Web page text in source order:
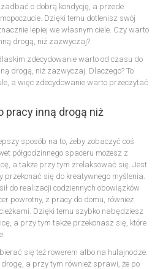
zadbać o dobrą kondycję, a przede
Dzięki temu dotlenisz swój
lepiej we własnym ciele. Czy warto
drogą, niż zazwyczaj?
zdecydowanie warto od czasu do
drogą, niż zazwyczaj. Dlaczego? To
a więc zdecydowanie warto przeczytać
pracy inną drogą niż
sposób na to, żeby zobaczyć coś
półgodzinnego spaceru możesz z
a także przy tym zrelaksować się. Jest
przekonać się do kreatywnego myślenia.
do realizacji codziennych obowiązków
powrotny, z pracy do domu, również
Dzięki temu szybko nabędziesz
a przy tym także przekonasz się, które
się też rowerem albo na hulajnodze.
a przy tym również sprawi, że po